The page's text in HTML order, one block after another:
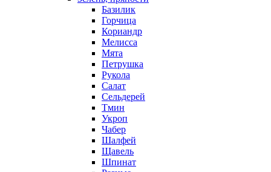
Базилик
Горчица
Кориандр
Мелисса
Мята
Петрушка
Рукола
Салат
Сельдерей
Тмин
Укроп
Чабер
Шалфей
Щавель
Шпинат